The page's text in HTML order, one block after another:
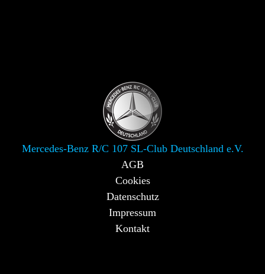
Mercedes-Benz R/C 107 SL-Club Deutschland e.V.
AGB
Cookies
Datenschutz
Impressum
Kontakt